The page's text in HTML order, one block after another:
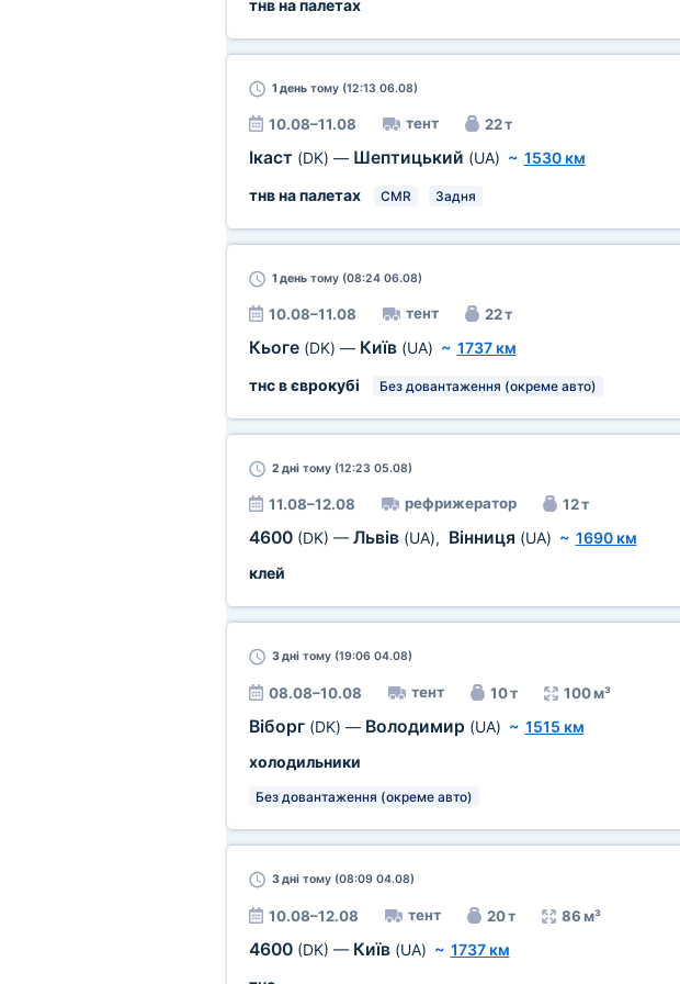
тнв на палетах
1 деньтому (12:13 06.08)
10.08–11.08 тент 22 т
Ікаст (DK) — Шептицький (UA) ~ 1530 км
тнв на палетах
CMR Задня
1 деньтому (08:24 06.08)
10.08–11.08 тент 22 т
Кьоге (DK) — Київ (UA) ~ 1737 км
тнс в єврокубі
Без довантаження (окреме авто)
2 днітому (12:23 05.08)
11.08–12.08 рефрижератор 12 т
4600 (DK) — Львів (UA), Вінниця (UA) ~ 1690 км
клей
3 днітому (19:06 04.08)
08.08–10.08 тент 10 т 100 м³
Віборг (DK) — Володимир (UA) ~ 1515 км
холодильники
Без довантаження (окреме авто)
3 днітому (08:09 04.08)
10.08–12.08 тент 20 т 86 м³
4600 (DK) — Київ (UA) ~ 1737 км